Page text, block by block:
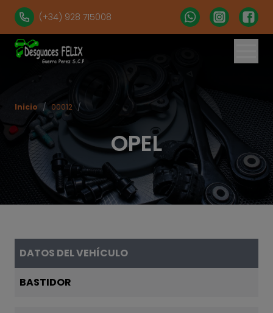
(+34) 928 715008
OPEL
Inicio / 00012 /
DATOS DEL VEHÍCULO
BASTIDOR